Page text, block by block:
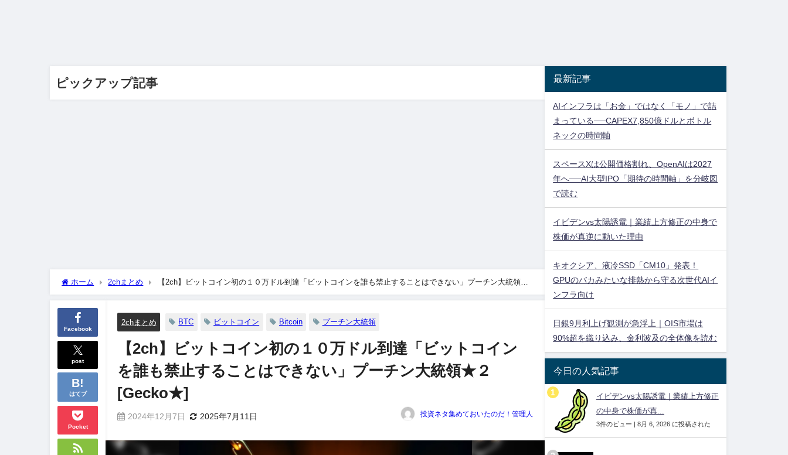
ピックアップ記事
ホーム 2chまとめ
【2ch】ビットコイン初の１０万ドル到達「ビットコインを誰も禁止することはできない」プーチン大統領★
Facebook
post
はてブ
Pocket
2chまとめ BTC ビットコイン Bitcoin プーチン大統領
【2ch】ビットコイン初の１０万ドル到達「ビットコイン
を誰も禁止することはできない」プーチン大統領★２
[Gecko★]
2024年12月7日 2025年7月11日 投資ネタ集めておいたのだ！管理人
最新記事
AIインフラは「お金」ではなく「モノ」で詰
まっている──CAPEX7,850億ドルとボトル
ネックの時間軸
スペースXは公開価格割れ、OpenAIは2027
年へ──AI大型IPO「期待の時間軸」を分岐図
で読む
イビデンvs太陽誘電｜業績上方修正の中身で
株価が真逆に動いた理由
キオクシア、液冷SSD「CM10」発表！
GPUのバカみたいな排熱から守る次世代AIイ
ンフラ向け
日銀9月利上げ観測が急浮上｜OIS市場は
90%超を織り込み、金利波及の全体像を読む
今日の人気記事
イビデンvs太陽誘電｜業績上方修正
の中身で株価が真...
3件のビュー | 8月 6, 2026 に投稿された